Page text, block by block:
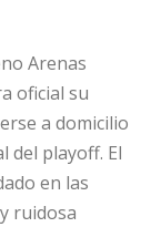
Arenas
oficial su
a domicilio
del playoff. El
en las
ruidosa